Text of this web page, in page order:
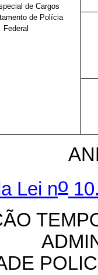
de Cargos
de Polícia
Federal
Lei no